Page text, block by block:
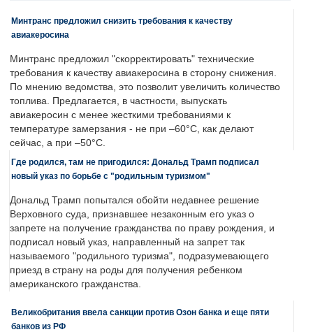
Минтранс предложил снизить требования к качеству
авиакеросина
Минтранс предложил "скорректировать" технические
требования к качеству авиакеросина в сторону снижения.
По мнению ведомства, это позволит увеличить количество
топлива. Предлагается, в частности, выпускать
авиакеросин с менее жесткими требованиями к
температуре замерзания - не при –60°C, как делают
сейчас, а при –50°C.
Где родился, там не пригодился: Дональд Трамп подписал
новый указ по борьбе с "родильным туризмом"
Дональд Трамп попытался обойти недавнее решение
Верховного суда, признавшее незаконным его указ о
запрете на получение гражданства по праву рождения, и
подписал новый указ, направленный на запрет так
называемого "родильного туризма", подразумевающего
приезд в страну на роды для получения ребенком
американского гражданства.
Великобритания ввела санкции против Озон банка и еще пяти
банков из РФ